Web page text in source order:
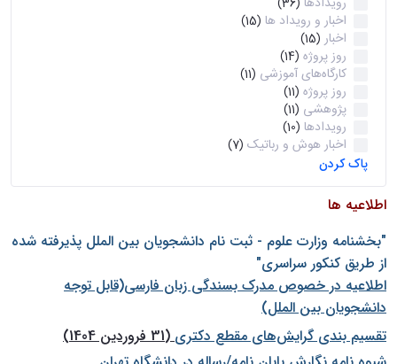
(36)
اخبار و رویداد ها (15)
اخبار (15)
روز پروژه (14)
کارگاه‌های آموزشی (11)
روز پروژه (11)
پژوهشی (11)
رویدادها (10)
اخبار هوش و رباتیک (7)
پاک کردن
اطلاعیه ها
"بخشنامه وزارت علوم - ثبت نام دانشجويان بين الملل پذيرفته شده
از طريق كنكور سراسری"
اطلاعیه در خصوص مدرک بسندگی زبان فارسی(قابل توجه
دانشجویان بین الملل)
تقسیم بندی گرایش‌های مقطع دکتری(31 فروردین 1404)